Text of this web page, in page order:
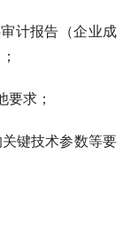
计报告（企业成
求；
键技术参数等要